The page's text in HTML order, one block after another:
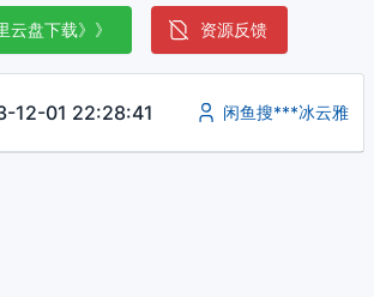
云盘下载》》 资源反馈
12-01 22:28:41 闲鱼搜***冰云雅